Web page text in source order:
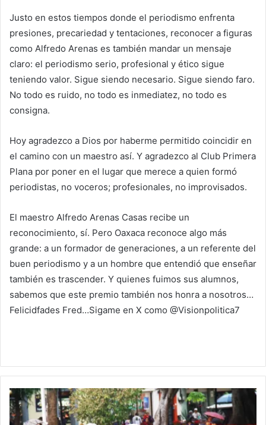
Justo en estos tiempos donde el periodismo enfrenta
presiones, precariedad y tentaciones, reconocer a figuras
como Alfredo Arenas es también mandar un mensaje
claro: el periodismo serio, profesional y ético sigue
teniendo valor. Sigue siendo necesario. Sigue siendo faro.
No todo es ruido, no todo es inmediatez, no todo es
consigna.
Hoy agradezco a Dios por haberme permitido coincidir en
el camino con un maestro así. Y agradezco al Club Primera
Plana por poner en el lugar que merece a quien formó
periodistas, no voceros; profesionales, no improvisados.
El maestro Alfredo Arenas Casas recibe un
reconocimiento, sí. Pero Oaxaca reconoce algo más
grande: a un formador de generaciones, a un referente del
buen periodismo y a un hombre que entendió que enseñar
también es trascender. Y quienes fuimos sus alumnos,
sabemos que este premio también nos honra a nosotros…
Felicidfades Fred…Sigame en X como @Visionpolitica7